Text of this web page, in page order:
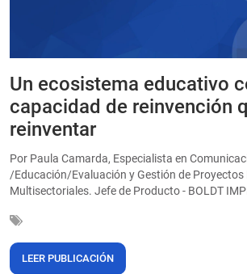
Un ecosistema educativo
capacidad de reinvención
reinventar
Por Paula Camarda, Especialista en
/Educación/Evaluación y Gestión de
Multisectoriales. Jefe de Producto - BOLDT
LEER PUBLICACIÓN